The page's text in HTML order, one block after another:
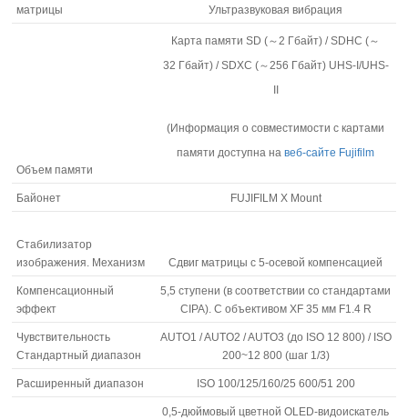
матрицы
Ультразвуковая вибрация
Объем памяти
Карта памяти SD (～2 Гбайт) / SDHC (～
32 Гбайт) / SDXC (～256 Гбайт) UHS-I/UHS-
(Информация о совместимости с картами
памяти доступна на веб-сайте Fujifilm
Байонет FUJIFILM X Mount
Стабилизатор
изображения. Механизм
Сдвиг матрицы с 5-осевой компенсацией
Компенсационный
эффект
5,5 ступени (в соответствии со стандартами
CIPA). С объективом XF 35 мм F1.4 R
Чувствительность
Стандартный диапазон
AUTO1 / AUTO2 / AUTO3 (до ISO 12 800) / ISO
200~12 800 (шаг 1/3)
Расширенный диапазон ISO 100/125/160/25 600/51 200
0,5-дюймовый цветной OLED-видоискатель